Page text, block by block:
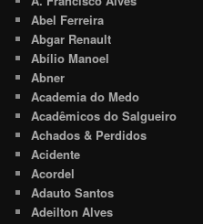
Abel Ferreira
Abgar Renault
Abílio Manoel
Abner
Academia do Medo
Acadêmicos do Salgueiro
Achados & Perdidos
Acidente
Acordel
Adauto Santos
Adeilton Alves